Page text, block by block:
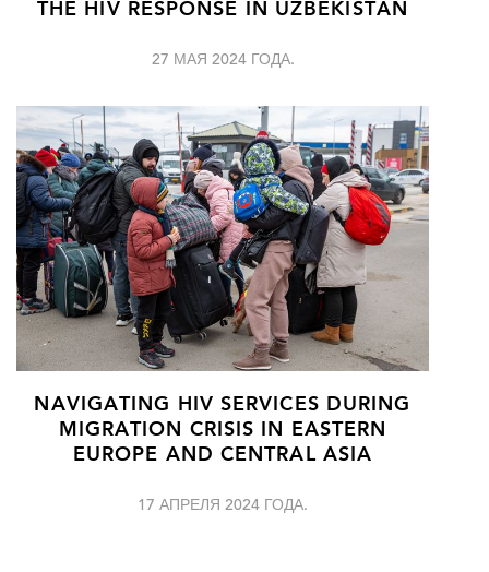
THE HIV RESPONSE IN UZBEKISTAN
27 МАЯ 2024 ГОДА.
NAVIGATING HIV SERVICES DURING
MIGRATION CRISIS IN EASTERN
EUROPE AND CENTRAL ASIA
17 АПРЕЛЯ 2024 ГОДА.